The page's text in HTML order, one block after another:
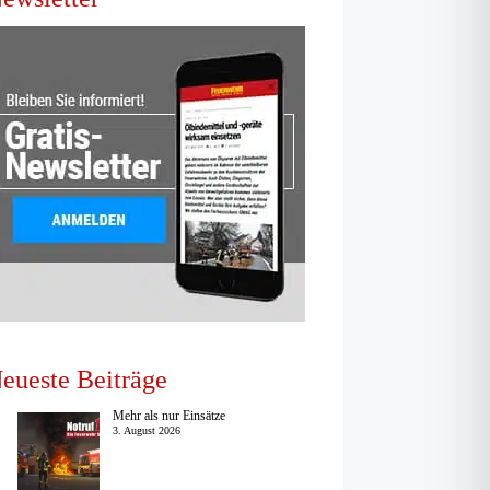
Beiträge
Mehr als nur Einsätze
3. August 2026